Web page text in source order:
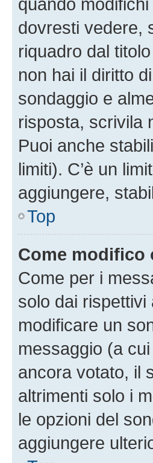
dovresti vedere,
riquadro dal
non hai il diritto
sondaggio e
risposta, scrivila
Puoi anche
limiti). C’è un
aggiungere,
Top
Come modifico
Come per i
solo dai rispettivi
modificare un
messaggio (a
ancora votato, il
altrimenti solo i
le opzioni del
aggiungere